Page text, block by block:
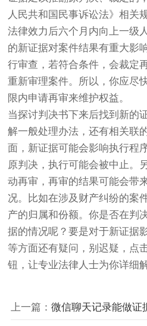
人民共和国民事诉讼法》相关
法律效力后六个月内向上一级
的新证据对案件结果有重大影
行审查，若符合条件，会裁定
重新审理案件。所以，你应尽
限内申请再审来维护权益。
当探讨判决书下来后找到新的
解一般处理办法，还有相关联
面，新证据可能会影响执行程
原判决，执行可能会被中止。
动再审，再审的结果可能会带
况。比如在涉及财产纠纷的案
产的归属和份额。你是否在判
据的情况呢？要是对于新证据
等方面还有疑问，别迟疑，点
钮，让专业法律人士为你详细解
上一篇： 微信聊天记录能做证